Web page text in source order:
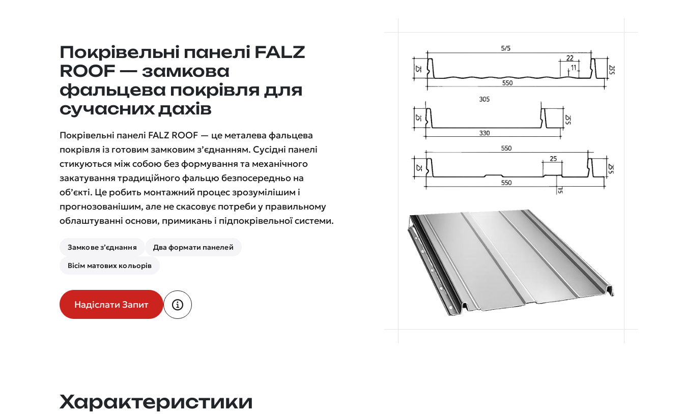
Покрівельні панелі FALZ
ROOF — замкова
фальцева покрівля для
сучасних дахів
Покрівельні панелі FALZ ROOF — це металева фальцева
покрівля із готовим замковим з’єднанням. Сусідні панелі
стикуються між собою без формування та механічного
закатування традиційного фальцю безпосередньо на
об’єкті. Це робить монтажний процес зрозумілішим і
прогнозованішим, але не скасовує потреби у правильному
облаштуванні основи, примикань і підпокрівельної системи.
Замкове з’єднання
Два формати панелей
Вісім матових кольорів
Надіслати Запит
Характеристики